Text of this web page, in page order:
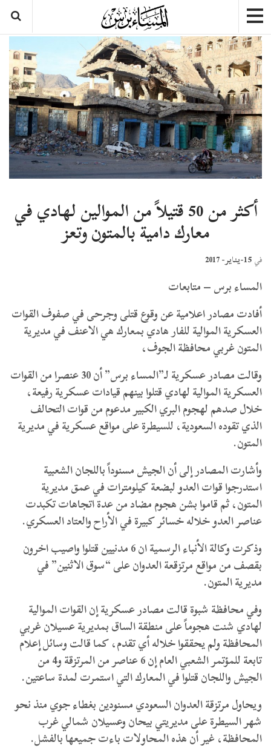
أكثر من 50 قتيلاً من الموالين لهادي في
معارك دامية بالمتون وتعز
في 15-يناير- 2017
المساء برس – متابعات
أفادت مصادر اعلامية عن وقوع قتلى وجرحى في صفوف القوات
العسكرية الموالية للفار هادي بمعارك هي الاعنف في مديرية
المتون غربي محافظة الجوف،
وقالت مصادر عسكرية لـ”المساء برس” أن 30 عنصرا من القوات
العسكرية الموالية لهادي قتلوا بينهم قيادات عسكرية رفيعة،
خلال صدهم لهجوم البري الكبير مدعوم من قوات التحالف
الذي تقوده السعودية، للسيطرة على مواقع عسكرية في مديرية
المتون.
وأشارت المصادر إلى أن الجيش مسنوداً باللجان الشعبية
استدرجوا قوات العدو لبضعة كيلومترات في عمق مديرية
المتون، ثم قاموا بشن هجوم مضاد من عدة اتجاهات تكبدت
عناصر العدو خلاله خسائر كبيرة في الأراح والعتاد العسكري.
وذكرت وكالة الأنباء الرسمية ان 6 مدنيين قتلوا واصيب اخرون
بقصف من مواقع مرتزقعة العدوان على “سوق الاثنين” في
مديرية المتون.
وفي محافظة شبوة قالت مصادر عسكرية إن القوات الموالية
لهادي شنت هجوماً على منطقة الساق بمديرية عسيلان غربي
المحافظة ولم يحققوا خلاله أي تقدم، كما قالت وسائل إعلام
تابعة للمؤتمر الشعبي العام إن 6 عناصر من المرتزقة و4 من
الجيش واللجان قتلوا في المعارك التي استمرت لمدة ساعتين.
ويحاول مرتزقة العدوان السعودي مسنودين بغطاء جوي منذ نحو
شهر السيطرة على مديريتي بيحان وعسيلان شمالي غرب
المحافظة، غير أن هذه المحاولات باءت جميعها بالفشل.